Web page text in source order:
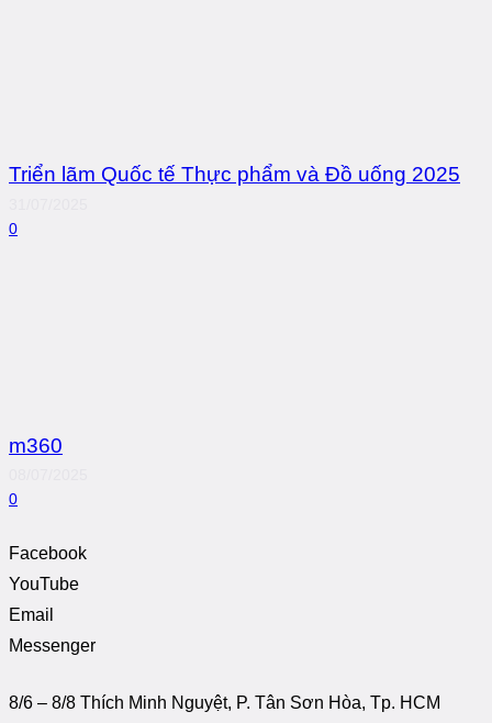
Triển lãm Quốc tế Thực phẩm và Đồ uống 2025
0
m360
0
Facebook
YouTube
Email
Messenger
8/6 – 8/8 Thích Minh Nguyệt, P. Tân Sơn Hòa, Tp. HCM